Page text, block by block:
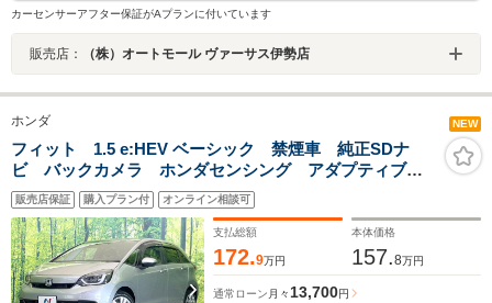
カーセンサーアフター保証がAプランに付いています
販売店： （株）オートモール ヴァーサス伊勢店
ホンダ NEW
フィット 1.5 e:HEV ベーシック 禁煙車 純正SDナ
ビ バックカメラ ホンダセンシング アダプティブレ
ーダークルーズ スマートキー LEDヘッド ETC ク
リアランスソナー オートハイビーム 電子パーキン
グ Bluetooth
販売店保証 購入プラン付 オンライン相談可
支払総額
172.9万円
本体価格
157.8万円
通常ローン 月々13,700円